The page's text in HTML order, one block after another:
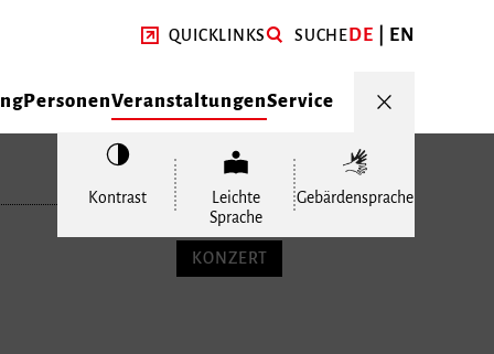
QUICKLINKS SUCHEDE EN
PersonenVeranstaltungenService
Kontrast
Leichte
Sprache
Gebärdensprache
KONZERT